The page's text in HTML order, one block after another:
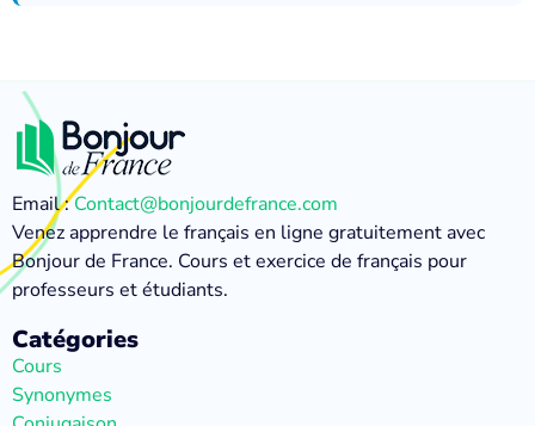
Email :Contact@bonjourdefrance.com
Venez apprendre le français en ligne gratuitement avec
Bonjour de France. Cours et exercice de français pour
professeurs et étudiants.
Catégories
Cours
Synonymes